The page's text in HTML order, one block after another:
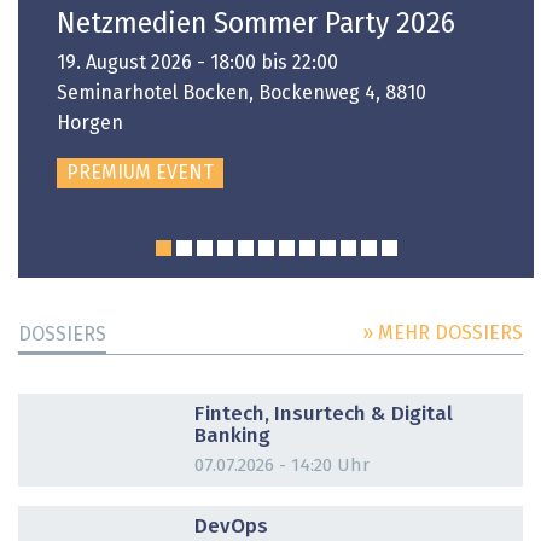
Netzmedien Sommer Party 2026
19. August 2026 - 18:00 bis 22:00
Seminarhotel Bocken, Bockenweg 4, 8810
Horgen
PREMIUM EVENT
DOSSIERS » MEHR DOSSIERS
Fintech, Insurtech & Digital
Banking
07.07.2026 - 14:20 Uhr
DevOps